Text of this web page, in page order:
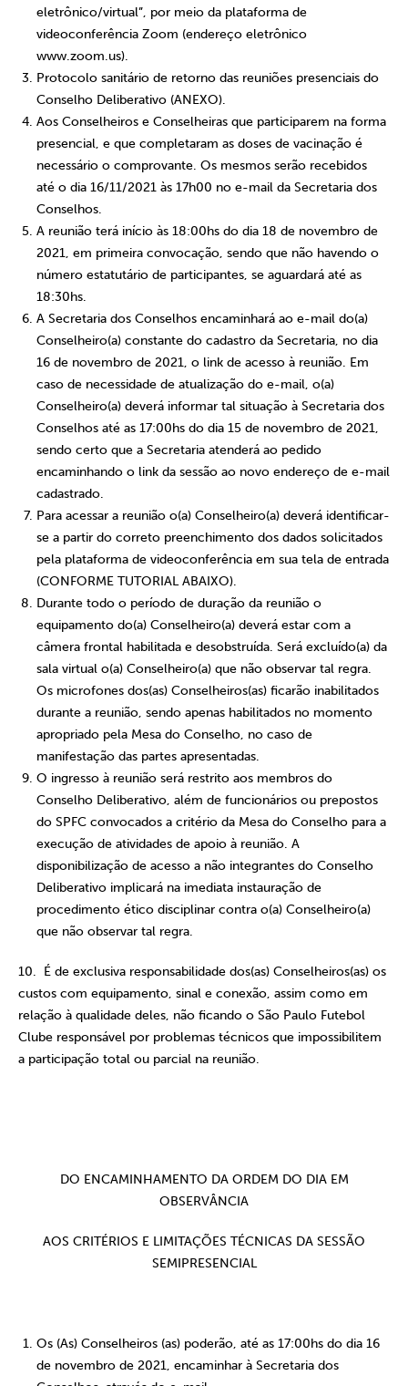
eletrônico/virtual”, por meio da plataforma de
videoconferência Zoom (endereço eletrônico
www.zoom.us).
Protocolo sanitário de retorno das reuniões presenciais do
Conselho Deliberativo (ANEXO).
Aos Conselheiros e Conselheiras que participarem na forma
presencial, e que completaram as doses de vacinação é
necessário o comprovante. Os mesmos serão recebidos
até o dia 16/11/2021 às 17h00 no e-mail da Secretaria dos
Conselhos.
A reunião terá início às 18:00hs do dia 18 de novembro de
2021, em primeira convocação, sendo que não havendo o
número estatutário de participantes, se aguardará até as
18:30hs.
A Secretaria dos Conselhos encaminhará ao e-mail do(a)
Conselheiro(a) constante do cadastro da Secretaria, no dia
16 de novembro de 2021, o link de acesso à reunião. Em
caso de necessidade de atualização do e-mail, o(a)
Conselheiro(a) deverá informar tal situação à Secretaria dos
Conselhos até as 17:00hs do dia 15 de novembro de 2021,
sendo certo que a Secretaria atenderá ao pedido
encaminhando o link da sessão ao novo endereço de e-mail
cadastrado.
Para acessar a reunião o(a) Conselheiro(a) deverá identificar-
se a partir do correto preenchimento dos dados solicitados
pela plataforma de videoconferência em sua tela de entrada
(CONFORME TUTORIAL ABAIXO).
Durante todo o período de duração da reunião o
equipamento do(a) Conselheiro(a) deverá estar com a
câmera frontal habilitada e desobstruída. Será excluído(a) da
sala virtual o(a) Conselheiro(a) que não observar tal regra.
Os microfones dos(as) Conselheiros(as) ficarão inabilitados
durante a reunião, sendo apenas habilitados no momento
apropriado pela Mesa do Conselho, no caso de
manifestação das partes apresentadas.
O ingresso à reunião será restrito aos membros do
Conselho Deliberativo, além de funcionários ou prepostos
do SPFC convocados a critério da Mesa do Conselho para a
execução de atividades de apoio à reunião. A
disponibilização de acesso a não integrantes do Conselho
Deliberativo implicará na imediata instauração de
procedimento ético disciplinar contra o(a) Conselheiro(a)
que não observar tal regra.
10. É de exclusiva responsabilidade dos(as) Conselheiros(as) os
custos com equipamento, sinal e conexão, assim como em
relação à qualidade deles, não ficando o São Paulo Futebol
Clube responsável por problemas técnicos que impossibilitem
a participação total ou parcial na reunião.
DO ENCAMINHAMENTO DA ORDEM DO DIA EM
OBSERVÂNCIA
AOS CRITÉRIOS E LIMITAÇÕES TÉCNICAS DA SESSÃO
SEMIPRESENCIAL
Os (As) Conselheiros (as) poderão, até as 17:00hs do dia 16
de novembro de 2021, encaminhar à Secretaria dos